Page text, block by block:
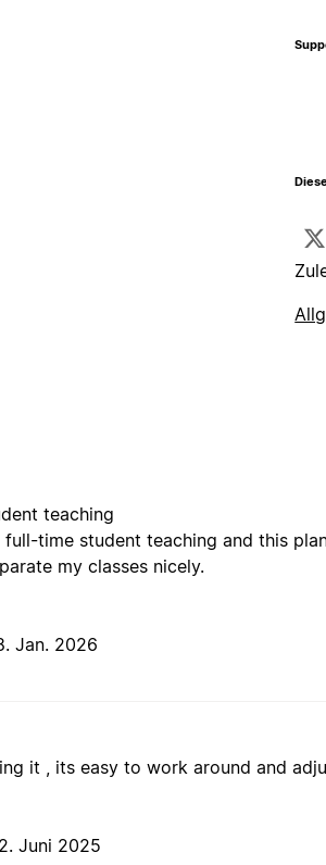
teaching
time student teaching and this
my classes nicely.
Jan. 2026
it , its easy to work around and
2. Juni 2025